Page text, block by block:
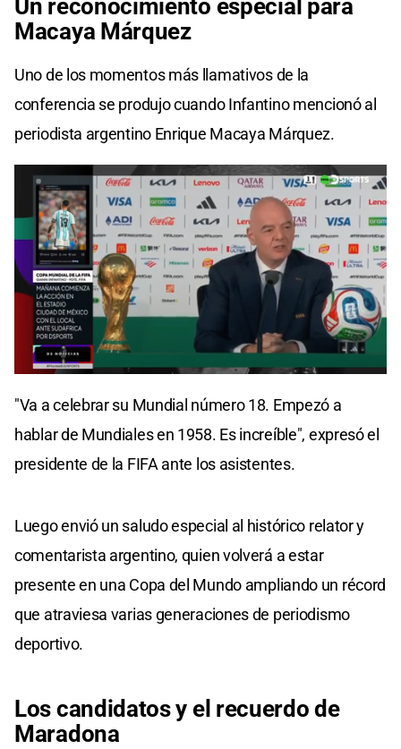
Un reconocimiento especial para
Macaya Márquez
Uno de los momentos más llamativos de la
conferencia se produjo cuando Infantino mencionó al
periodista argentino Enrique Macaya Márquez.
"Va a celebrar su Mundial número 18. Empezó a
hablar de Mundiales en 1958. Es increíble", expresó el
presidente de la FIFA ante los asistentes.
Luego envió un saludo especial al histórico relator y
comentarista argentino, quien volverá a estar
presente en una Copa del Mundo ampliando un récord
que atraviesa varias generaciones de periodismo
deportivo.
Los candidatos y el recuerdo de
Maradona